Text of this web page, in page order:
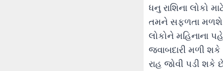
ધનુ રાશિના લોકો
તમને સફળતા મળશે.
લોકોને મહિનાના
જવાબદારી મળી શકે
રાહ જોવી પડી શકે